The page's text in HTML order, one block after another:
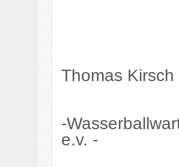
Thomas Kirsch
-
e.v. -